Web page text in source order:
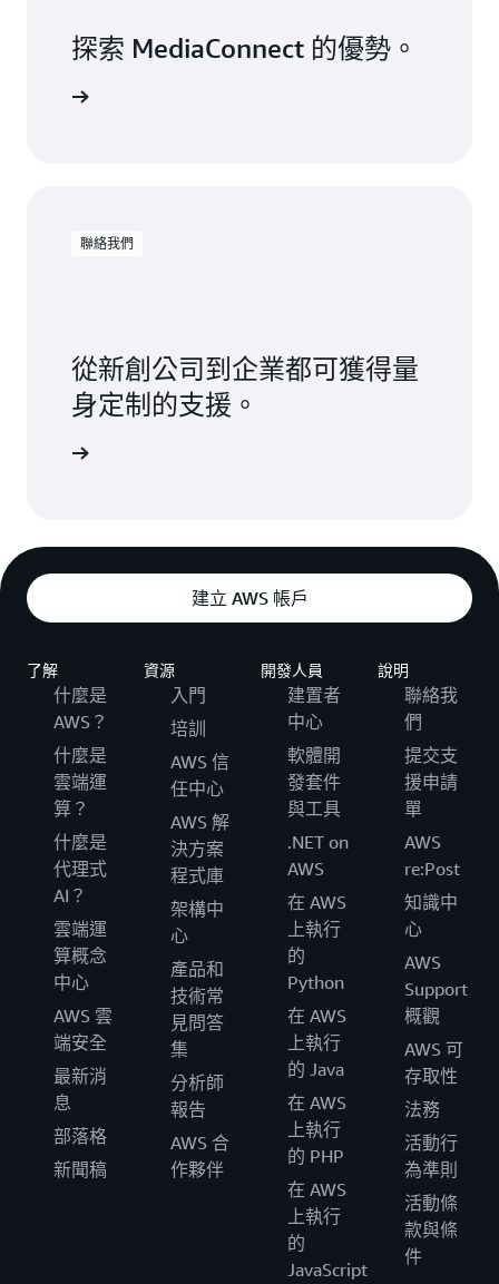
探索 MediaConnect 的優勢。
聯絡我們
從新創公司到企業都可獲得量
身定制的支援。
建立 AWS 帳戶
了解
什麼是
AWS？
什麼是
雲端運
算？
什麼是
代理式
AI？
雲端運
算概念
中心
AWS 雲
端安全
最新消
息
部落格
新聞稿
資源
入門
培訓
AWS 信
任中心
AWS 解
決方案
程式庫
架構中
心
產品和
技術常
見問答
集
分析師
報告
AWS 合
作夥伴
開發人員
建置者
中心
軟體開
發套件
與工具
.NET on
AWS
在 AWS
上執行
的
Python
在 AWS
上執行
的 Java
在 AWS
上執行
的 PHP
在 AWS
上執行
的
JavaScript
說明
聯絡我
們
提交支
援申請
單
AWS
re:Post
知識中
心
AWS
Support
概觀
AWS 可
存取性
法務
活動行
為準則
活動條
款與條
件